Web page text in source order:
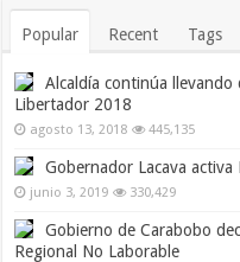
Popular Recent Tags
Alcaldía continúa llevando
Libertador 2018
agosto 13, 2018 445,135
Gobernador Lacava
junio 3, 2019 330,429
Gobierno de Carabobo
Regional No Laborable